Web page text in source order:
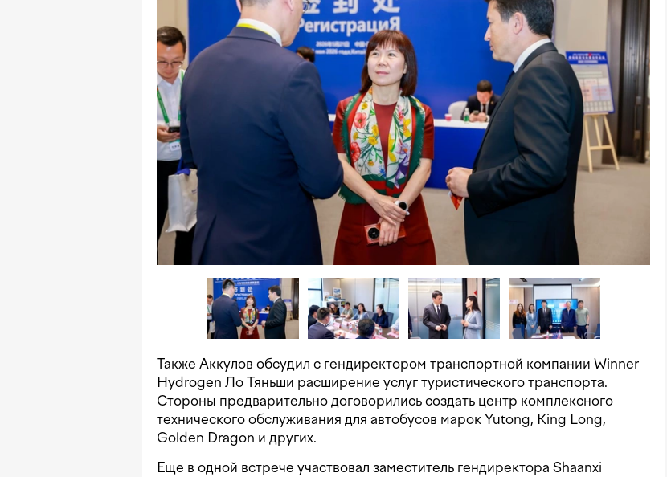
Также Аккулов обсудил с гендиректором транспортной компании Winner
Hydrogen Ло Тяньши расширение услуг туристического транспорта.
Стороны предварительно договорились создать центр комплексного
технического обслуживания для автобусов марок Yutong, King Long,
Golden Dragon и других.
Еще в одной встрече участвовал заместитель гендиректора Shaanxi